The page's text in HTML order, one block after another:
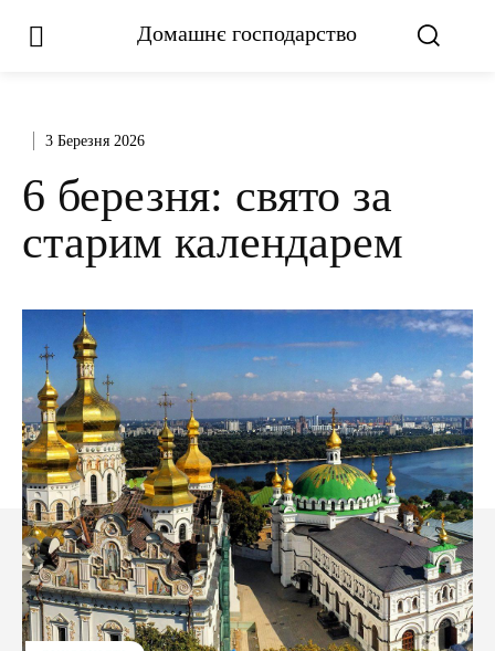
Домашнє господарство
3 Березня 2026
6 березня: свято за
старим календарем